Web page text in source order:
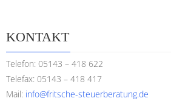
KONTAKT
Telefon: 05143 – 418 622
Telefax: 05143 – 418 417
Mail: info@fritsche-steuerberatung.de